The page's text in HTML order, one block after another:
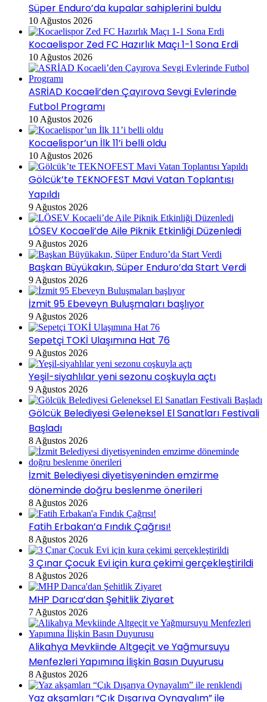
Süper Enduro’da kupalar sahiplerini buldu
10 Ağustos 2026
Kocaelispor Zed FC Hazırlık Maçı 1-1 Sona Erdi
10 Ağustos 2026
ASRİAD Kocaeli’den Çayırova Sevgi Evlerinde
Futbol Programı
10 Ağustos 2026
Kocaelispor’un İlk 11’i belli oldu
10 Ağustos 2026
Gölcük’te TEKNOFEST Mavi Vatan Toplantısı
Yapıldı
9 Ağustos 2026
LÖSEV Kocaeli’de Aile Piknik Etkinliği Düzenledi
9 Ağustos 2026
Başkan Büyükakın, Süper Enduro’da Start Verdi
9 Ağustos 2026
İzmit 95 Ebeveyn Buluşmaları başlıyor
9 Ağustos 2026
Sepetçi TOKİ Ulaşımına Hat 76
9 Ağustos 2026
Yeşil-siyahlılar yeni sezonu coşkuyla açtı
9 Ağustos 2026
Gölcük Belediyesi Geleneksel El Sanatları Festivali
Başladı
8 Ağustos 2026
İzmit Belediyesi diyetisyeninden emzirme
döneminde doğru beslenme önerileri
8 Ağustos 2026
Fatih Erbakan’a Fındık Çağrısı!
8 Ağustos 2026
3 Çınar Çocuk Evi için kura çekimi gerçekleştirildi
8 Ağustos 2026
MHP Darıca’dan Şehitlik Ziyaret
7 Ağustos 2026
Alikahya Mevkiinde Altgeçit ve Yağmursuyu
Menfezleri Yapımına İlişkin Basın Duyurusu
8 Ağustos 2026
Yaz akşamları “Çık Dışarıya Oynayalım” ile